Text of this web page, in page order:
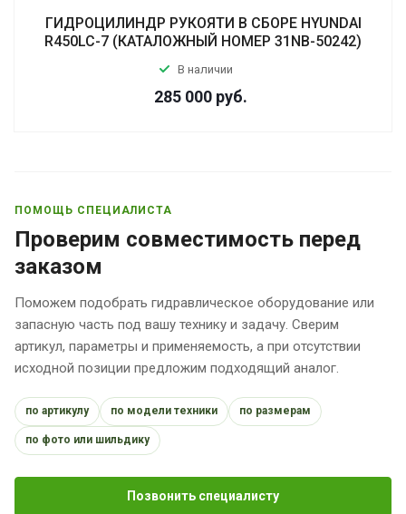
ГИДРОЦИЛИНДР РУКОЯТИ В СБОРЕ HYUNDAI
R450LC-7 (КАТАЛОЖНЫЙ НОМЕР 31NB-50242)
В наличии
285 000 руб.
ПОМОЩЬ СПЕЦИАЛИСТА
Проверим совместимость перед
заказом
Поможем подобрать гидравлическое оборудование или
запасную часть под вашу технику и задачу. Сверим
артикул, параметры и применяемость, а при отсутствии
исходной позиции предложим подходящий аналог.
по артикулу по модели техники по размерам
по фото или шильдику
Позвонить специалисту